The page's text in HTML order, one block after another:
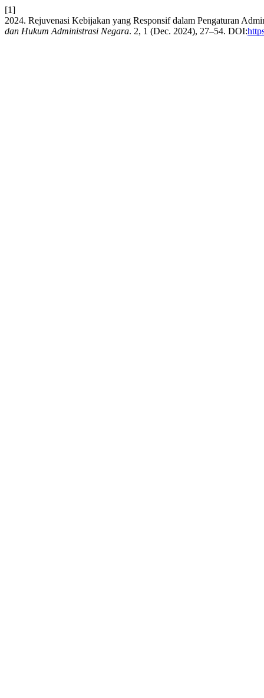
[1]
2024. Rejuvenasi Kebijakan yang Responsif dalam Pengaturan
dan Hukum Administrasi Negara. 2, 1 (Dec. 2024), 27–54. DOI: